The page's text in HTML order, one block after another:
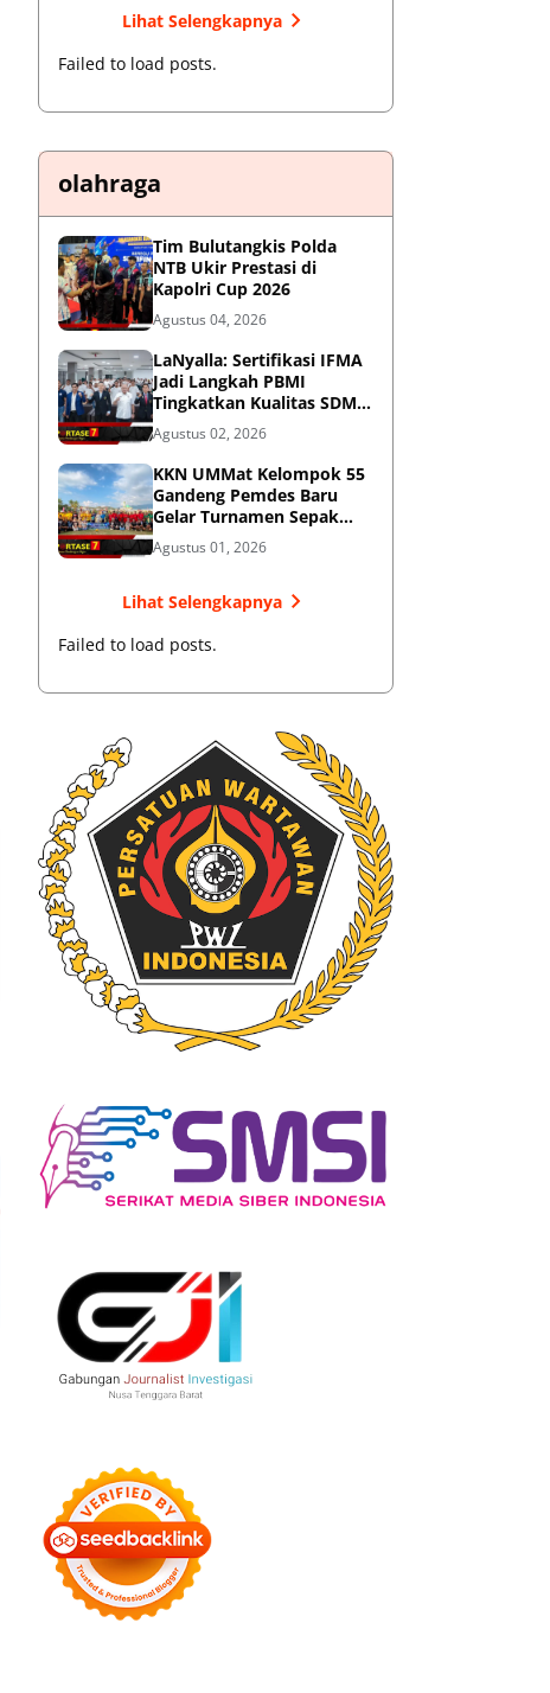
Lihat Selengkapnya
Failed to load posts.
olahraga
Tim Bulutangkis Polda
NTB Ukir Prestasi di
Kapolri Cup 2026
Agustus 04, 2026
LaNyalla: Sertifikasi IFMA
Jadi Langkah PBMI
Tingkatkan Kualitas SDM
Muaythai
Agustus 02, 2026
KKN UMMat Kelompok 55
Gandeng Pemdes Baru
Gelar Turnamen Sepak
Bola
Agustus 01, 2026
Lihat Selengkapnya
Failed to load posts.